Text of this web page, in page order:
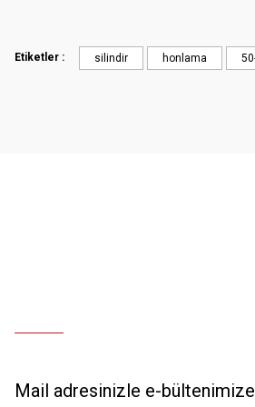
Ürün bilgilerinde hatalar bulunuyor.
Mahir SARUHANOĞLU | 23/06/2025
Etiketler : silindir honlama
Mail adresinizle e-